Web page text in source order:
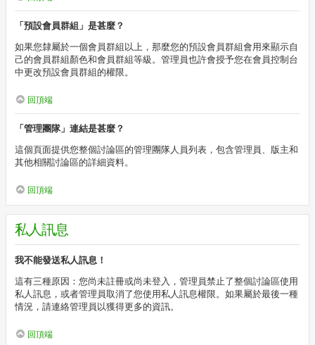
「預設會員群組」是甚麼？
如果您隸屬於一個會員群組以上，那麼您的預設會員群組會用來顯示自
己的會員群組顏色和會員群組等級。管理員也許會授予您在會員控制台
中更改預設會員群組的權限。
回頂端
「管理團隊」連結是甚麼？
這個頁面提供您整個討論區的管理團隊人員列表，包含管理員、版主和
其他相關討論區的詳細資料。
回頂端
私人訊息
我不能發送私人訊息！
這有三種原因：您尚未註冊或尚未登入，管理員禁止了整個討論區使用
私人訊息，或者管理員取消了您使用私人訊息權限。如果屬於最後一種
情況，請連絡管理員以獲得更多的資訊。
回頂端